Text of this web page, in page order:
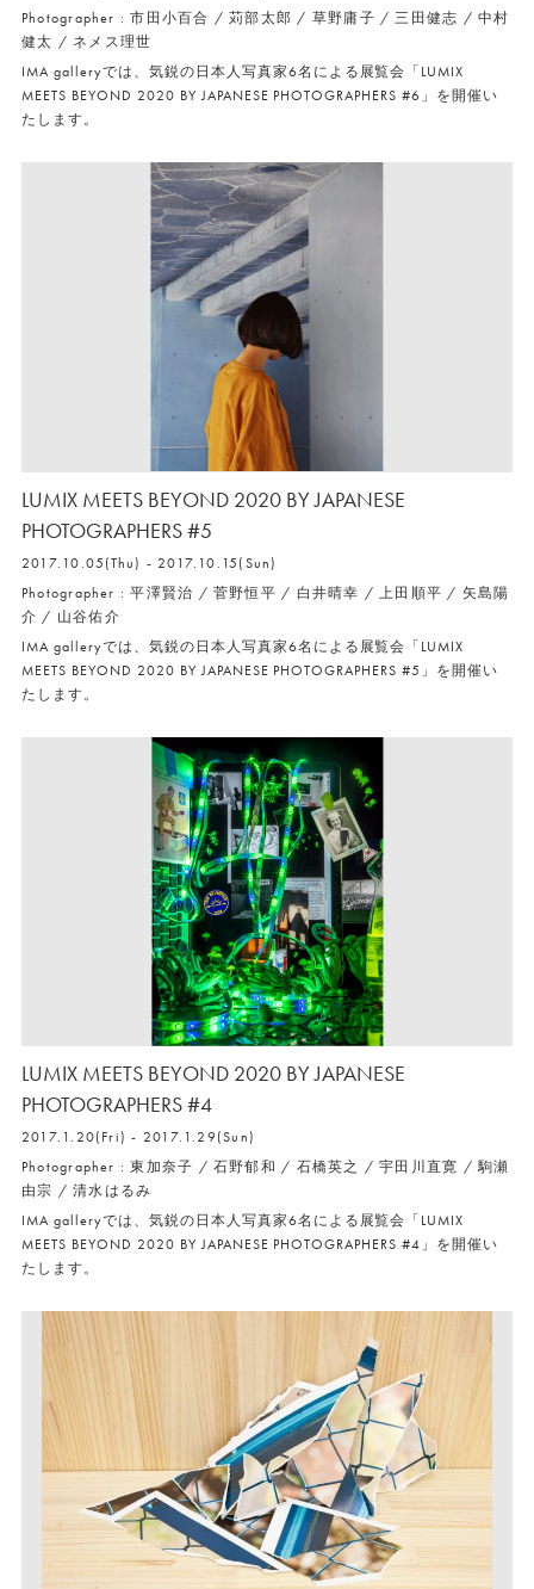
Photographer : 市田小百合 / 苅部太郎 / 草野庸子 / 三田健志 / 中村
健太 / ネメス理世
IMA galleryでは、気鋭の日本人写真家6名による展覧会「LUMIX
MEETS BEYOND 2020 BY JAPANESE PHOTOGRAPHERS #6」を開催い
たします。
LUMIX MEETS BEYOND 2020 BY JAPANESE
PHOTOGRAPHERS #5
2017.10.05(Thu) - 2017.10.15(Sun)
Photographer : 平澤賢治 / 菅野恒平 / 白井晴幸 / 上田順平 / 矢島陽
介 / 山谷佑介
IMA galleryでは、気鋭の日本人写真家6名による展覧会「LUMIX
MEETS BEYOND 2020 BY JAPANESE PHOTOGRAPHERS #5」を開催い
たします。
LUMIX MEETS BEYOND 2020 BY JAPANESE
PHOTOGRAPHERS #4
2017.1.20(Fri) - 2017.1.29(Sun)
Photographer : 東加奈子 / 石野郁和 / 石橋英之 / 宇田川直寛 / 駒瀬
由宗 / 清水はるみ
IMA galleryでは、気鋭の日本人写真家6名による展覧会「LUMIX
MEETS BEYOND 2020 BY JAPANESE PHOTOGRAPHERS #4」を開催い
たします。